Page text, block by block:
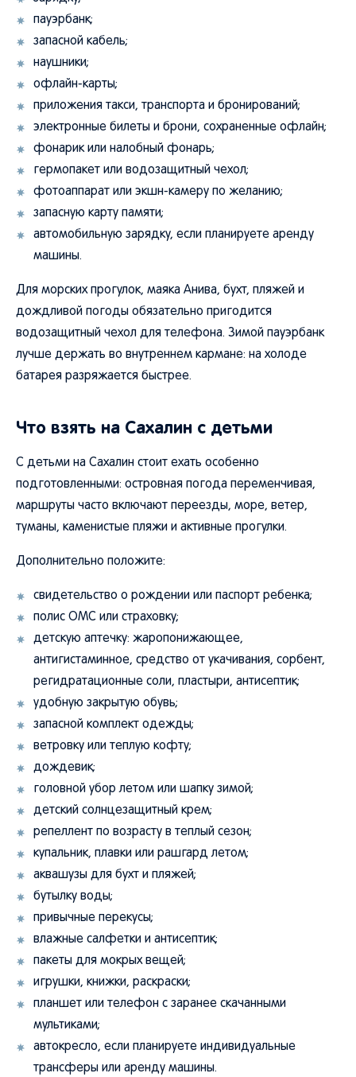
пауэрбанк;
запасной кабель;
наушники;
офлайн-карты;
приложения такси, транспорта и бронирований;
электронные билеты и брони, сохраненные офлайн;
фонарик или налобный фонарь;
гермопакет или водозащитный чехол;
фотоаппарат или экшн-камеру по желанию;
запасную карту памяти;
автомобильную зарядку, если планируете аренду
машины.
Для морских прогулок, маяка Анива, бухт, пляжей и
дождливой погоды обязательно пригодится
водозащитный чехол для телефона. Зимой пауэрбанк
лучше держать во внутреннем кармане: на холоде
батарея разряжается быстрее.
Что взять на Сахалин с детьми
С детьми на Сахалин стоит ехать особенно
подготовленными: островная погода переменчивая,
маршруты часто включают переезды, море, ветер,
туманы, каменистые пляжи и активные прогулки.
Дополнительно положите:
свидетельство о рождении или паспорт ребенка;
полис ОМС или страховку;
детскую аптечку: жаропонижающее,
антигистаминное, средство от укачивания, сорбент,
регидратационные соли, пластыри, антисептик;
удобную закрытую обувь;
запасной комплект одежды;
ветровку или теплую кофту;
дождевик;
головной убор летом или шапку зимой;
детский солнцезащитный крем;
репеллент по возрасту в теплый сезон;
купальник, плавки или рашгард летом;
аквашузы для бухт и пляжей;
бутылку воды;
привычные перекусы;
влажные салфетки и антисептик;
пакеты для мокрых вещей;
игрушки, книжки, раскраски;
планшет или телефон с заранее скачанными
мультиками;
автокресло, если планируете индивидуальные
трансферы или аренду машины.